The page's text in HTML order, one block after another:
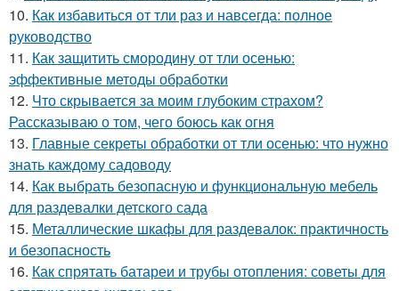
10. Как избавиться от тли раз и навсегда: полное
руководство
11. Как защитить смородину от тли осенью:
эффективные методы обработки
12. Что скрывается за моим глубоким страхом?
Рассказываю о том, чего боюсь как огня
13. Главные секреты обработки от тли осенью: что нужно
знать каждому садоводу
14. Как выбрать безопасную и функциональную мебель
для раздевалки детского сада
15. Металлические шкафы для раздевалок: практичность
и безопасность
16. Как спрятать батареи и трубы отопления: советы для